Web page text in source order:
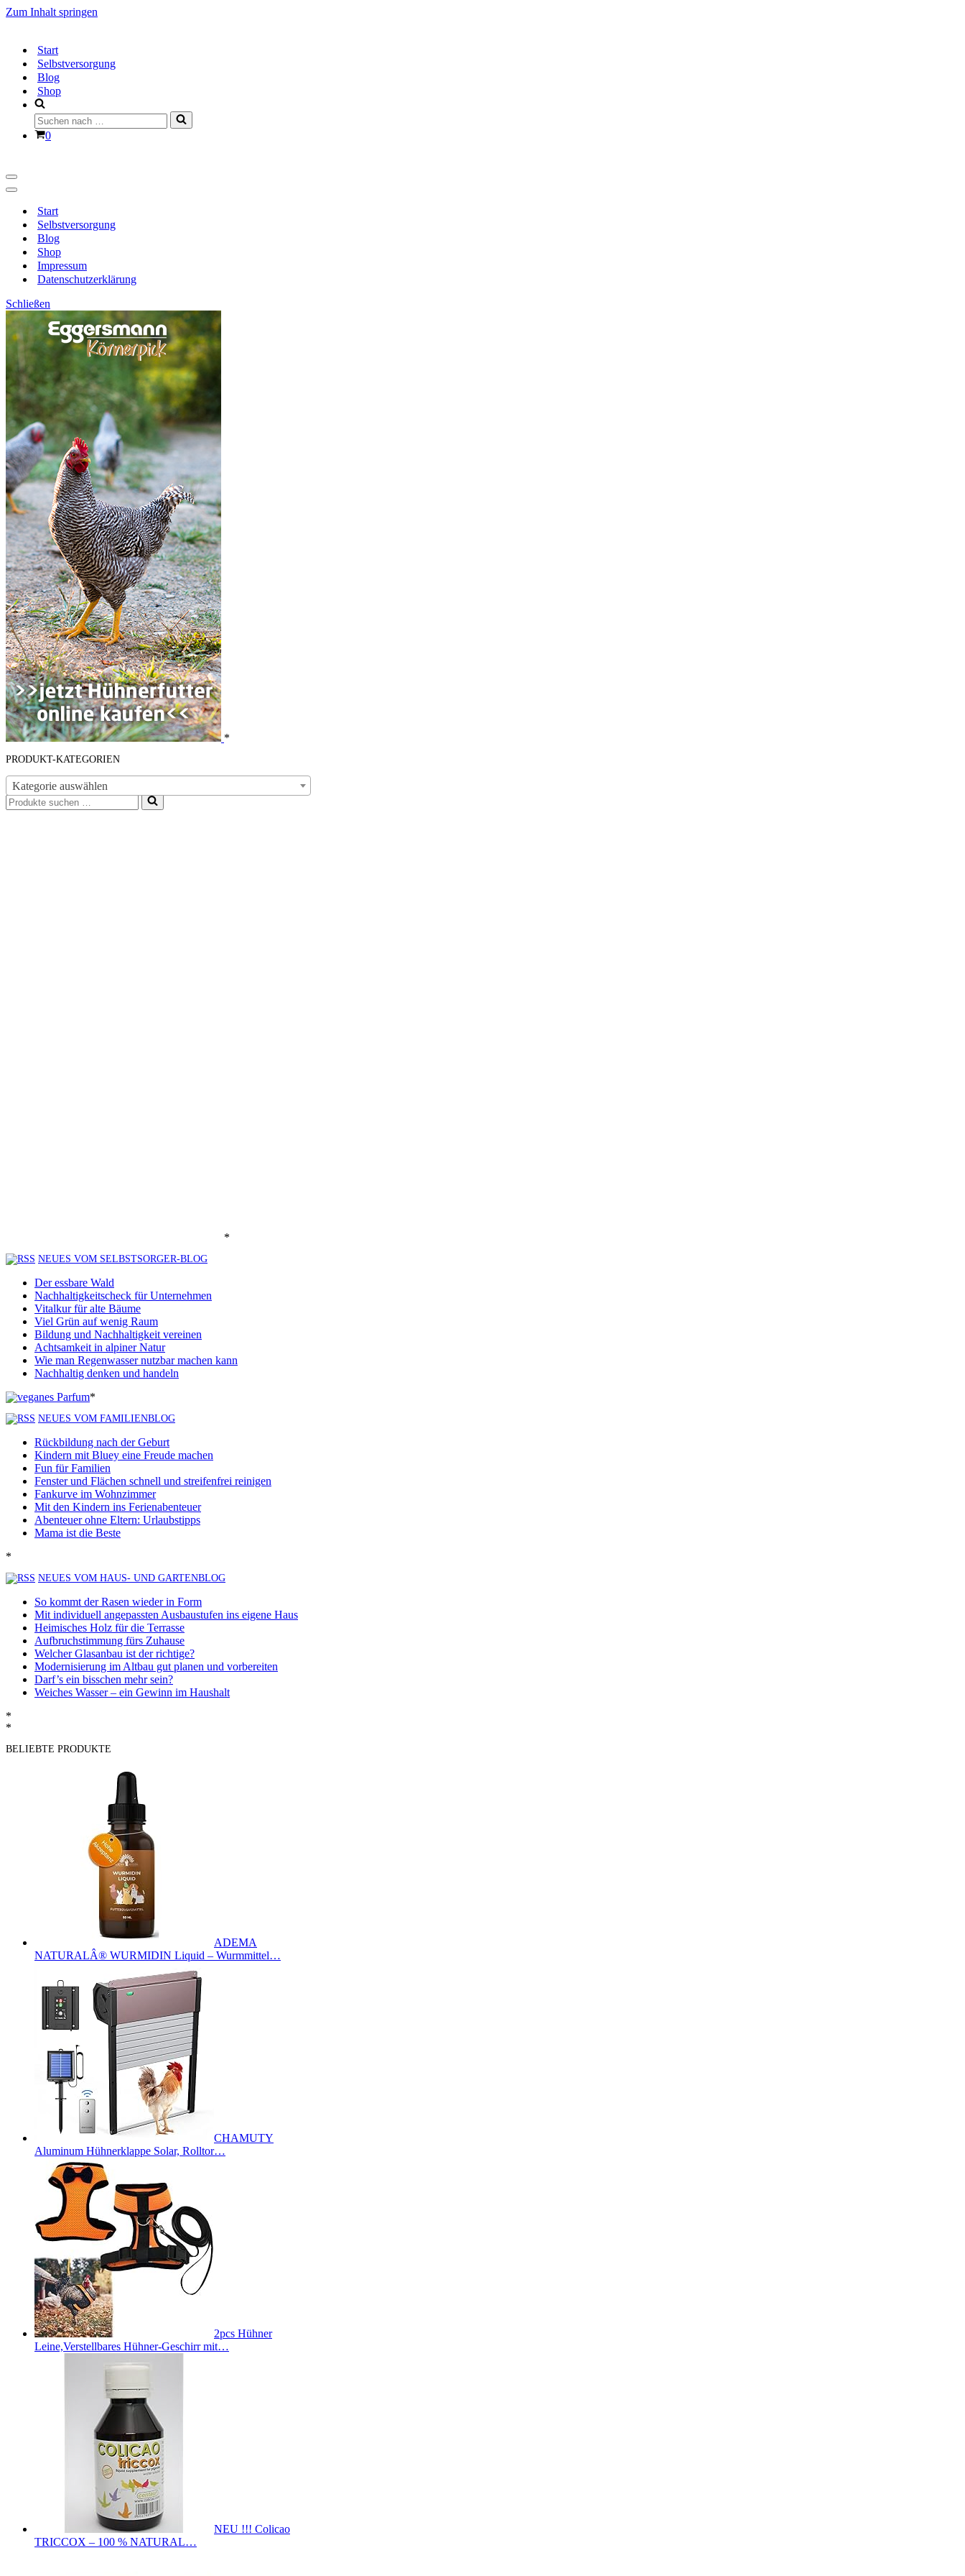
Zum Inhalt springen
Start
Selbstversorgung
Blog
Shop
Suchen
nach …
Warenkorb
0
Navigationsmenü
Navigationsmenü
Start
Selbstversorgung
Blog
Shop
Impressum
Datenschutzerklärung
Schließen
*
PRODUKT-KATEGORIEN
Kategorie auswählen
Suchen
nach …
*
NEUES VOM SELBSTSORGER-BLOG
Der essbare Wald
Nachhaltigkeitscheck für Unternehmen
Vitalkur für alte Bäume
Viel Grün auf wenig Raum
Bildung und Nachhaltigkeit vereinen
Achtsamkeit in alpiner Natur
Wie man Regenwasser nutzbar machen kann
Nachhaltig denken und handeln
*
NEUES VOM FAMILIENBLOG
Rückbildung nach der Geburt
Kindern mit Bluey eine Freude machen
Fun für Familien
Fenster und Flächen schnell und streifenfrei reinigen
Fankurve im Wohnzimmer
Mit den Kindern ins Ferienabenteuer
Abenteuer ohne Eltern: Urlaubstipps
Mama ist die Beste
*
NEUES VOM HAUS- UND GARTENBLOG
So kommt der Rasen wieder in Form
Mit individuell angepassten Ausbaustufen ins eigene Haus
Heimisches Holz für die Terrasse
Aufbruchstimmung fürs Zuhause
Welcher Glasanbau ist der richtige?
Modernisierung im Altbau gut planen und vorbereiten
Darf’s ein bisschen mehr sein?
Weiches Wasser – ein Gewinn im Haushalt
*
*
BELIEBTE PRODUKTE
ADEMA
NATURALÂ® WURMIDIN Liquid – Wurmmittel…
CHAMUTY
Aluminum Hühnerklappe Solar, Rolltor…
2pcs Hühner
Leine,Verstellbares Hühner-Geschirr mit…
NEU !!! Colicao
TRICCOX – 100 % NATURAL…